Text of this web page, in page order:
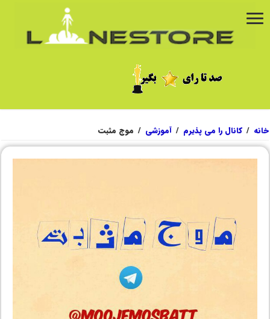
خانه / کانال را می پذیرم / آموزشی / موج مثبت